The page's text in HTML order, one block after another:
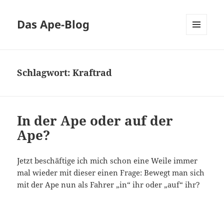
Das Ape-Blog
Schlagwort:Kraftrad
In der Ape oder auf der
Ape?
Jetzt beschäftige ich mich schon eine Weile immer
mal wieder mit dieser einen Frage: Bewegt man sich
mit der Ape nun als Fahrer „in“ ihr oder „auf“ ihr?